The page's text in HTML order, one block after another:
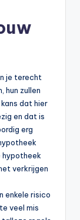
je terecht
hun zullen
dat hier
en dat is
erg
hypotheek
verkrijgen
enkele risico
veel mis